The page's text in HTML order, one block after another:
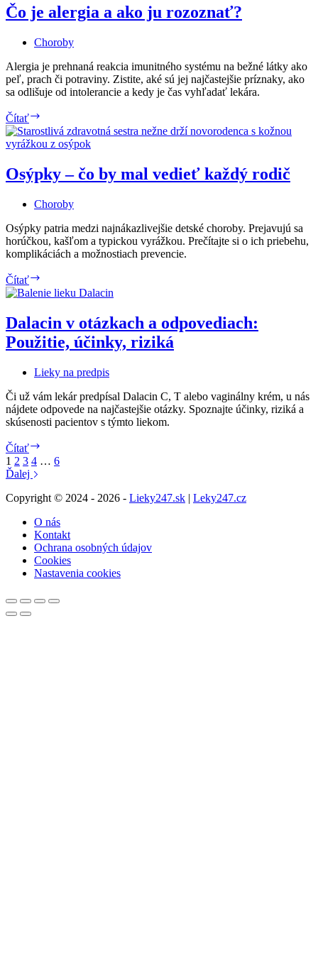
lieky
postupy
Čo je alergia a ako ju rozoznať?
Choroby
Alergia je prehnaná reakcia imunitného systému na bežné látky ako
peľ, prach či potraviny. Zistite, aké sú jej najčastejšie príznaky, ako
sa odlišuje od intolerancie a kedy je čas vyhľadať lekára.
Čítať
je
alergia
ako
ju
Osýpky – čo by mal vedieť každý rodič
Choroby
Osýpky patria medzi najnákazlivejšie detské choroby. Prejavujú sa
horúčkou, kašľom a typickou vyrážkou. Prečítajte si o ich priebehu,
komplikáciách a možnostiach prevencie.
Čítať
–
by
mal
vedieť
každý
rodič
Dalacin v otázkach a odpovediach:
Použitie, účinky, riziká
Lieky na predpis
Či už vám lekár predpísal Dalacin C, T alebo vaginálny krém, u nás
nájdete odpovede na najčastejšie otázky. Spoznajte účinky, riziká a
skúsenosti pacientov s týmto liekom.
Čítať
odpovediach:
účinky,
riziká
1 2 3 4 … 6
Ďalej
Copyright © 2024 - 2026 - Lieky247.sk | Leky247.cz
O nás
Kontakt
Ochrana osobných údajov
Cookies
Nastavenia cookies